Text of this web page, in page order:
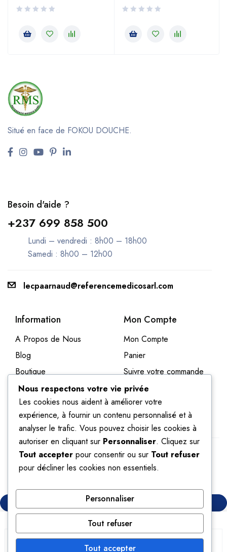
Situé en face de FOKOU DOUCHE.
Besoin d'aide ?
+237 699 858 500
Lundi – vendredi : 8h00 – 18h00
Samedi : 8h00 – 12h00
lecpaarnaud@referencemedicosarl.com
Information
A Propos de Nous
Blog
Boutique
Politique de
Confidentialités
Mon Compte
Mon Compte
Panier
Suivre votre commande
Liste de Souhaits
Copyright © Reference Medico Sarl. All Rights
Nous respectons votre vie privée
Les cookies nous aident à améliorer votre
expérience, à fournir un contenu personnalisé et à
analyser le trafic. Vous pouvez choisir les cookies à
autoriser en cliquant sur Personnaliser. Cliquez sur
Tout accepter pour consentir ou sur Tout refuser
pour décliner les cookies non essentiels.
Personnaliser
Tout refuser
Tout accepter
Compare (0)